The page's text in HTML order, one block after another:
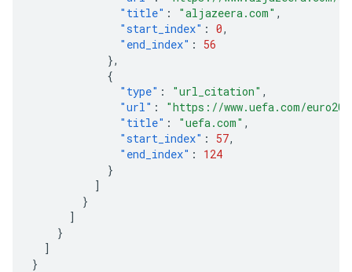
"title" : "aljazeera.com" ,
"start_index" : 0,
"end_index" :
56
},
{
"type" : "url_citation" ,
"url" :
"https://www.uefa.com/
"title" : "uefa.com" ,
"start_index" : 57,
"end_index" :
124
}
]
}
]
}
]
}